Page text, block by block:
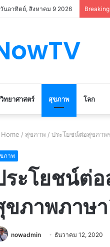
วันอาทิตย์, สิงหาคม 9 2026
วิทยาศาสตร์ สุขภาพ โลก
Home / สุขภาพ / ประโยชน์ต่อสุขภาพ
ภาพ
ระโยชน์ต่
ขภาพภาษ
nowadmin ธันวาคม 12, 2020